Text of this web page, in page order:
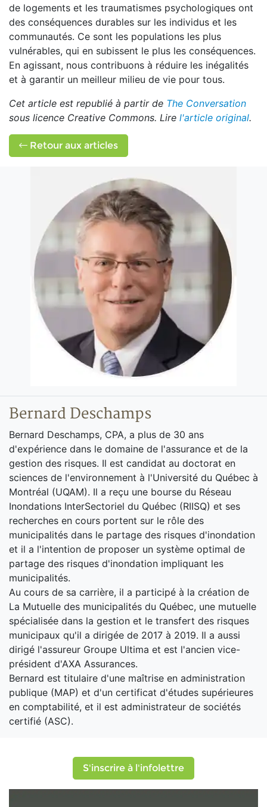
de logements et les traumatismes psychologiques ont
des conséquences durables sur les individus et les
communautés. Ce sont les populations les plus
vulnérables, qui en subissent le plus les conséquences.
En agissant, nous contribuons à réduire les inégalités
et à garantir un meilleur milieu de vie pour tous.
Cet article est republié à partir de The Conversation
sous licence Creative Commons. Lire l'article original.
Retour aux articles
Bernard Deschamps
Bernard Deschamps, CPA, a plus de 30 ans
d'expérience dans le domaine de l'assurance et de la
gestion des risques. Il est candidat au doctorat en
sciences de l'environnement à l'Université du Québec à
Montréal (UQAM). Il a reçu une bourse du Réseau
Inondations InterSectoriel du Québec (RIISQ) et ses
recherches en cours portent sur le rôle des
municipalités dans le partage des risques d'inondation
et il a l'intention de proposer un système optimal de
partage des risques d'inondation impliquant les
municipalités.
Au cours de sa carrière, il a participé à la création de
La Mutuelle des municipalités du Québec, une mutuelle
spécialisée dans la gestion et le transfert des risques
municipaux qu'il a dirigée de 2017 à 2019. Il a aussi
dirigé l'assureur Groupe Ultima et est l'ancien vice-
président d'AXA Assurances.
Bernard est titulaire d'une maîtrise en administration
publique (MAP) et d'un certificat d'études supérieures
en comptabilité, et il est administrateur de sociétés
certifié (ASC).
S'inscrire à l'infolettre